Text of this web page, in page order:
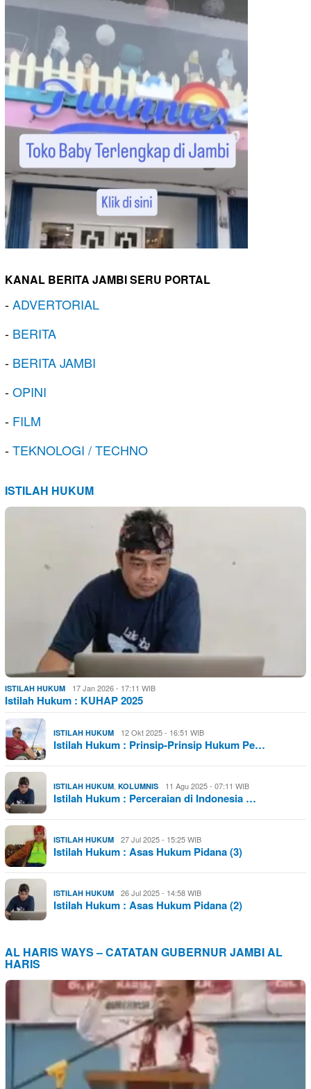
KANAL BERITA JAMBI SERU PORTAL
-ADVERTORIAL
- BERITA
- BERITA JAMBI
-OPINI
- FILM
-TEKNOLOGI / TECHNO
ISTILAH HUKUM
ISTILAH HUKUM 17 Jan 2026 - 17:11 WIB
Istilah Hukum : KUHAP 2025
ISTILAH HUKUM 12 Okt 2025 - 16:51 WIB
Istilah Hukum : Prinsip-Prinsip Hukum Pe…
ISTILAH HUKUM KOLUMNIS 11 Agu 2025 - 07:11 WIB
Istilah Hukum : Perceraian di Indonesia …
ISTILAH HUKUM 27 Jul 2025 - 15:25 WIB
Istilah Hukum : Asas Hukum Pidana (3)
ISTILAH HUKUM 26 Jul 2025 - 14:58 WIB
Istilah Hukum : Asas Hukum Pidana (2)
AL HARIS WAYS – CATATAN GUBERNUR JAMBI AL
HARIS